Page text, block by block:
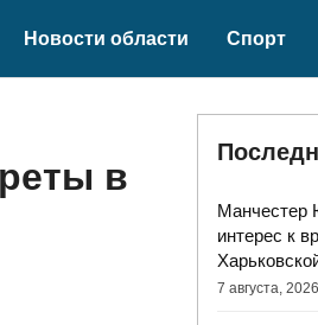
Новости области Спорт
в
Манчестер
интерес к
7 августа, 2026